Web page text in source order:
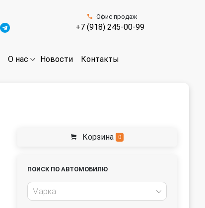
Офис продаж
+7 (918) 245-00-99
О нас Новости Контакты
Корзина 0
ПОИСК ПО АВТОМОБИЛЮ
Марка